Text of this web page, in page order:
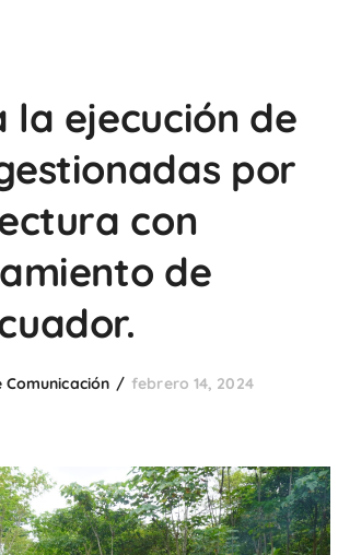
la ejecución de
por
con
de
Comunicación febrero 14, 2024